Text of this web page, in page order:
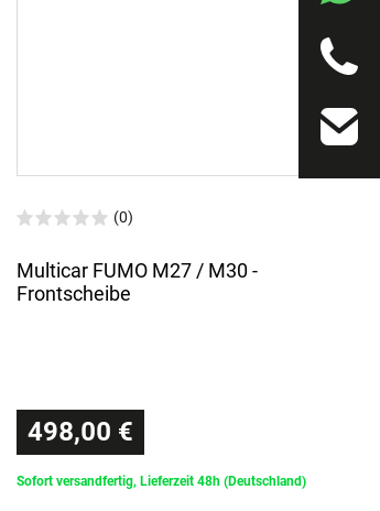
(0)
Multicar FUMO M27 / M30 -
Frontscheibe
498,00 €
Sofort versandfertig, Lieferzeit 48h (Deutschland)